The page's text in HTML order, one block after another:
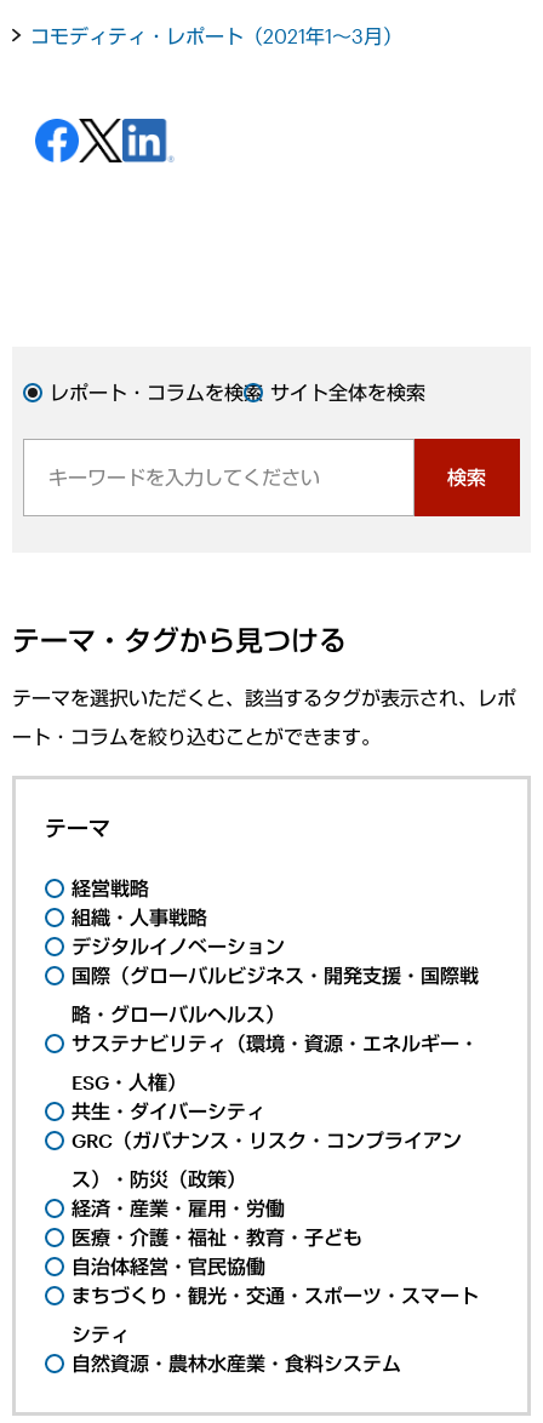
コモディティ・レポート（2021年1～3月）
レポート・コラムを検索 サイト全体を検索
検索
テーマ・タグから見つける
テーマを選択いただくと、該当するタグが表示され、レポ
ート・コラムを絞り込むことができます。
テーマ
経営戦略
組織・人事戦略
デジタルイノベーション
国際（グローバルビジネス・開発支援・国際戦
略・グローバルヘルス）
サステナビリティ（環境・資源・エネルギー・
ESG・人権）
共生・ダイバーシティ
GRC（ガバナンス・リスク・コンプライアン
ス）・防災（政策）
経済・産業・雇用・労働
医療・介護・福祉・教育・子ども
自治体経営・官民協働
まちづくり・観光・交通・スポーツ・スマート
シティ
自然資源・農林水産業・食料システム